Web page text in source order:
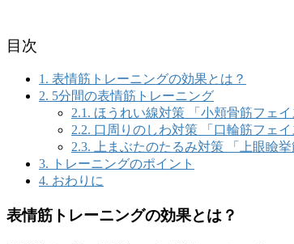
目次
1. 表情筋トレーニングの効果とは？
2. 5分間の表情筋トレーニング
2.1. ほうれい線対策 「小頬骨筋フェイ
2.2. 口周りのしわ対策 「口輪筋フェイ
2.3. 上まぶたのたるみ対策 「上眼瞼挙
3. トレーニングのポイント
4. おわりに
表情筋トレーニングの効果とは？